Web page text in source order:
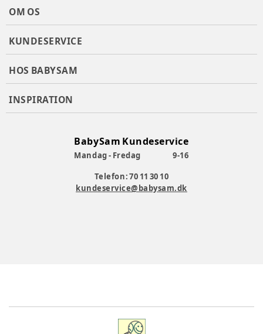
OM OS
KUNDESERVICE
HOS BABYSAM
INSPIRATION
BabySam Kundeservice
Mandag - Fredag
9-16
Telefon: 70 11 30 10
kundeservice@babysam.dk